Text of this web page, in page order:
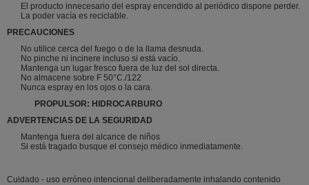
El producto innecesario del espray encendido al periódico dispone perder.
La poder vacía es reciclable.
PRECAUCIONES
No utilice cerca del fuego o de la llama desnuda.
No pinche ni incinere incluso si está vacío.
Mantenga un lugar fresco fuera de luz del sol directa.
No almacene sobre F 50°C./122
Nunca espray en los ojos o la cara.
PROPULSOR: HIDROCARBURO
ADVERTENCIAS DE LA SEGURIDAD
Mantenga fuera del alcance de niños
Si está tragado busque el consejo médico inmediatamente.
Cuidado - uso erróneo intencional deliberadamente inhalando contenido